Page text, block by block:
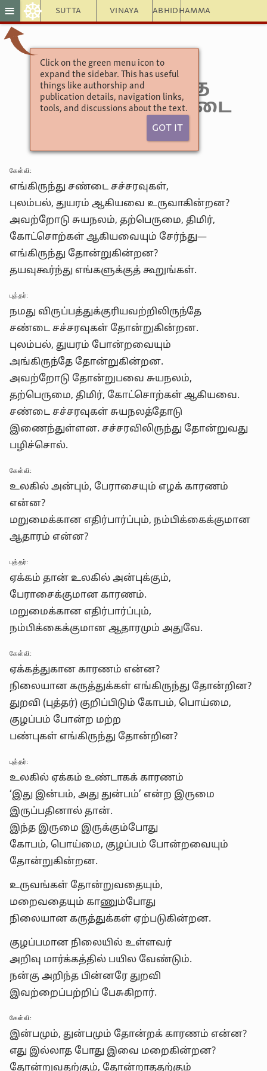
Sutta Vinaya Abhidhamma
≡ ☸
Click on the green menu icon to
expand the sidebar. This has useful
things like authorship and
publication details, navigation links,
tools, and discussions about the text.
Got It
சுத்த நிபாதம் 4.11
கலஹவிவாத
சூத்திரம்: சண்டை
சச்சரவுகள்
கேள்வி:
எங்கிருந்து சண்டை சச்சரவுகள்,
புலம்பல், துயரம் ஆகியவை உருவாகின்றன?
அவற்றோடு சுயநலம், தற்பெருமை, திமிர்,
கோட்சொற்கள் ஆகியவையும் சேர்ந்து—
எங்கிருந்து தோன்றுகின்றன?
தயவுகூர்ந்து எங்களுக்குத் கூறுங்கள்.
புத்தர்:
நமது விருப்பத்துக்குரியவற்றிலிருந்தே
சண்டை சச்சரவுகள் தோன்றுகின்றன.
புலம்பல், துயரம் போன்றவையும்
அங்கிருந்தே தோன்றுகின்றன.
அவற்றோடு தோன்றுபவை சுயநலம்,
தற்பெருமை, திமிர், கோட்சொற்கள் ஆகியவை.
சண்டை சச்சரவுகள் சுயநலத்தோடு
இணைந்துள்ளன. சச்சரவிலிருந்து தோன்றுவது
பழிச்சொல்.
கேள்வி:
உலகில் அன்பும், பேராசையும் எழக் காரணம்
என்ன?
மறுமைக்கான எதிர்பார்ப்பும், நம்பிக்கைக்குமான
ஆதாரம் என்ன?
புத்தர்:
ஏக்கம் தான் உலகில் அன்புக்கும்,
பேராசைக்குமான காரணம்.
மறுமைக்கான எதிர்பார்ப்பும்,
நம்பிக்கைக்குமான ஆதாரமும் அதுவே.
கேள்வி:
ஏக்கத்துகான காரணம் என்ன?
நிலையான கருத்துக்கள் எங்கிருந்து தோன்றின?
துறவி (புத்தர்) குறிப்பிடும் கோபம், பொய்மை,
குழப்பம் போன்ற மற்ற
பண்புகள் எங்கிருந்து தோன்றின?
புத்தர்:
உலகில் ஏக்கம் உண்டாகக் காரணம்
‘இது இன்பம், அது துன்பம்’ என்ற இருமை
இருப்பதினால் தான்.
இந்த இருமை இருக்கும்போது
கோபம், பொய்மை, குழப்பம் போன்றவையும்
தோன்றுகின்றன.
உருவங்கள் தோன்றுவதையும்,
மறைவதையும் காணும்போது
நிலையான கருத்துக்கள் ஏற்படுகின்றன.
குழப்பமான நிலையில் உள்ளவர்
அறிவு மார்க்கத்தில் பயில வேண்டும்.
நன்கு அறிந்த பின்னரே துறவி
இவற்றைப்பற்றிப் பேசுகிறார்.
கேள்வி:
இன்பமும், துன்பமும் தோன்றக் காரணம் என்ன?
எது இல்லாத போது இவை மறைகின்றன?
தோன்றுவதற்கும், தோன்றாததற்கும்